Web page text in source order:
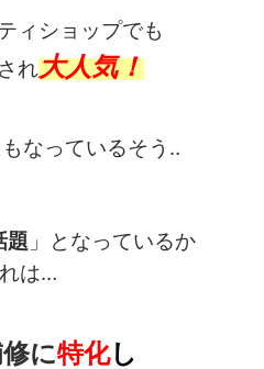
ィショップでも
れ大人気！
なっているそう‥
題 」となっているか
は…
修に特化し